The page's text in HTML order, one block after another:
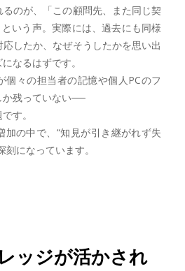
のが、「この顧問先、また同じ契
いう声。実際には、過去にも同様
したか、なぜそうしたかを思い出
なるはずです。
個々の担当者の記憶や個人PCのフ
か残っていない──
す。
加の中で、“知見が引き継がれず失
になっています。
ッジが活かされ